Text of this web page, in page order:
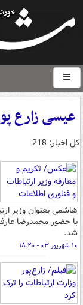
عیسی زارع
کل اخبار: 218
با حضور محمدرضا
شد.
۱۰ شهریور ۰۳ - ۱۸:۲۰